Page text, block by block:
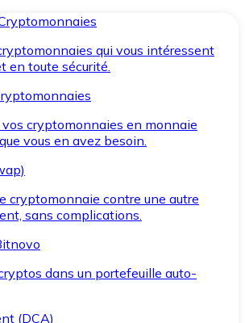
qui vous intéressent
en toute sécurité.
cryptomonnaies en monnaie
vous en avez besoin.
cryptomonnaie contre une autre
sans complications.
dans un portefeuille auto-
(DCA)